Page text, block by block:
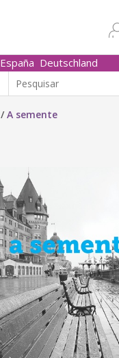
España Deutschland
/A semente